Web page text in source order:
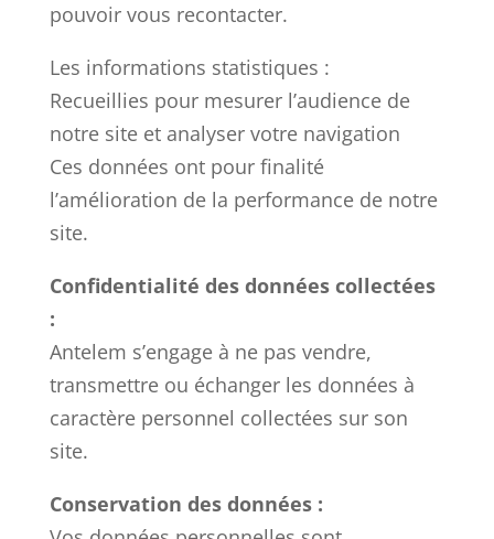
pouvoir vous recontacter.
Les informations statistiques :
Recueillies pour mesurer l’audience de
notre site et analyser votre navigation
Ces données ont pour finalité
l’amélioration de la performance de notre
site.
Confidentialité des données collectées
:
Antelem s’engage à ne pas vendre,
transmettre ou échanger les données à
caractère personnel collectées sur son
site.
Conservation des données :